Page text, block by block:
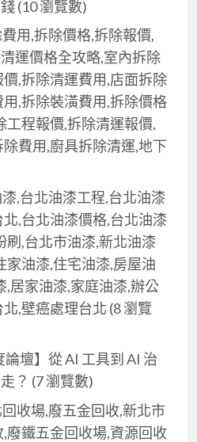
(10 瀏覽數)
用,拆除價格,拆除報價,
運價格全攻略,室內拆除
,拆除清運費用,店面拆除
,拆除裝潢費用,拆除價格
工程報價,拆除清運報價,
費用,廚具拆除清運,地下
,台北油漆工程,台北油漆
,台北油漆價格,台北油漆
刷,台北市油漆,新北油漆
家油漆,住宅油漆,房屋油
,居家油漆,家庭油漆,辦公
,壁癌處理台北 (8 瀏覽
論壇】從 AI 工具到 AI 治
？ (7 瀏覽數)
收場,廢五金回收,新北市
廢鐵五金回收場,資源回收